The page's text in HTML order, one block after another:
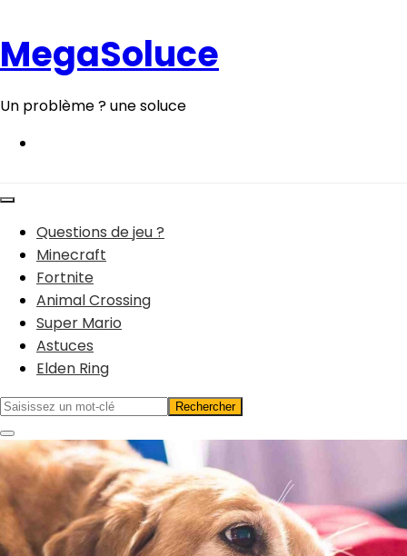
contenu
MegaSoluce
Un problème ? une soluce
Questions de jeu ?
Minecraft
Fortnite
Animal Crossing
Super Mario
Astuces
Elden Ring